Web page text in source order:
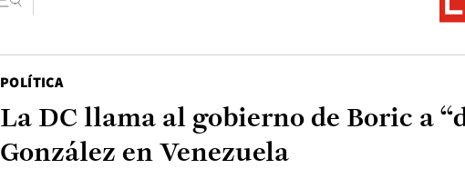
POLÍTICA
La DC llama al gobierno de Boric a
González en Venezuela